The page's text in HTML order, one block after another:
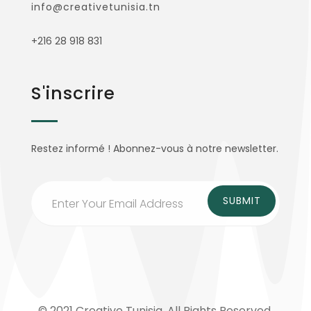
info@creativetunisia.tn
+216 28 918 831
S'inscrire
Restez informé ! Abonnez-vous à notre newsletter.